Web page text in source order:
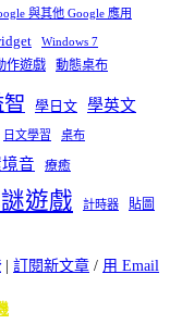
與其他 Google 應用
Windows 7
作遊戲 動態桌布
學日文 學英文
日文學習 桌布
音 療癒
遊戲 計時器
貼圖
| 訂閱新文章 / 用 Email